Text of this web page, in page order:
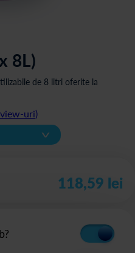
8L)
de 8 litri oferite la
uri)
v
118,59 lei